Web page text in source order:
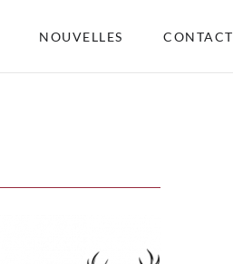
NOUVELLES CONTACT